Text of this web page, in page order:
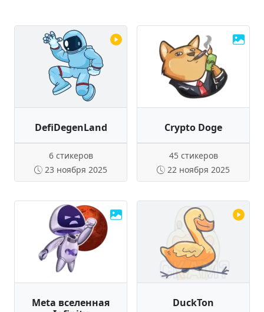
DefiDegenLand
6 стикеров
23 ноября 2025
Crypto Doge
45 стикеров
22 ноября 2025
Meta вселенная
DuckTon